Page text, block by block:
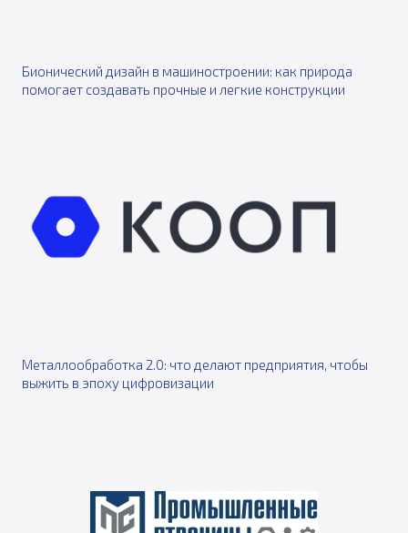
Бионический дизайн в машиностроении: как природа
помогает создавать прочные и легкие конструкции
Металлообработка 2.0: что делают предприятия, чтобы
выжить в эпоху цифровизации